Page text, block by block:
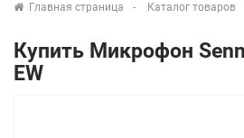
msa333
info@gpsnavi.by
Главная страница Каталог товаров
Купить Микрофон
EW